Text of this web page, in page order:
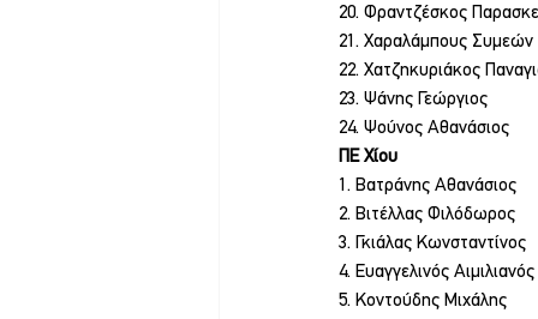
20. Φραντζέσκος
21. Χαραλάμπους Συμεών
22. Χατζηκυριάκος
23. Ψάνης Γεώργιος
24. Ψούνος Αθανάσιος
ΠΕ Χίου
1. Βατράνης Αθανάσιος
2. Βιτέλλας Φιλόδωρος
3. Γκιάλας Κωνσταντίνος
4. Ευαγγελινός Αιμιλιανός
5. Κοντούδης Μιχάλης